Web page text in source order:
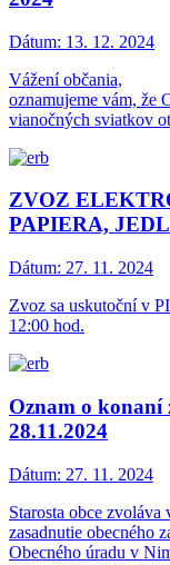
Dátum: 13. 12. 2024
Vážení občania,
oznamujeme vám, že
vianočných sviatkov
ZVOZ
PAPIERA,
Dátum: 27. 11. 2024
Zvoz sa uskutoční v
12:00 hod.
Oznam o konaní
28.11.2024
Dátum: 27. 11. 2024
Starosta obce
zasadnutie obecného
Obecného úradu v